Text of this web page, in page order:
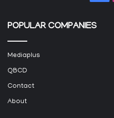
POPULAR COMPANIES
Mediaplus
QBCD
Contact
About